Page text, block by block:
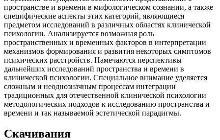
пространстве и времени в мифологическом сознании, а также
специфические аспекты этих категорий, являющиеся
предметом исследований в различных областях клинической
психологии. Анализируется возможная роль
пространственных и временных факторов в интерпретации
механизмов формирования и развития некоторых симптомов
психических расстройств. Намечаются перспективы
дальнейших исследований пространства и времени в
клинической психологии. Специальное внимание уделяется
сложным и неоднозначным процессам интеграции
традиционных для отечественной клинической психологии
методологических подходов к исследованию пространства и
времени и так называемой эстетической парадигмы.
Скачивания